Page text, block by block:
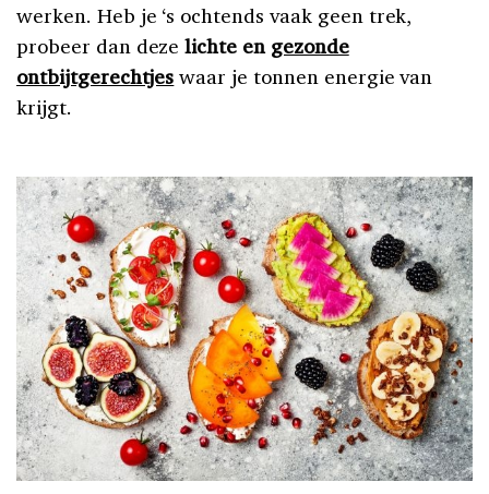
werken. Heb je ‘s ochtends vaak geen trek,
probeer dan dezelichte en gezonde
ontbijtgerechtjes waar je tonnen energie van
krijgt.